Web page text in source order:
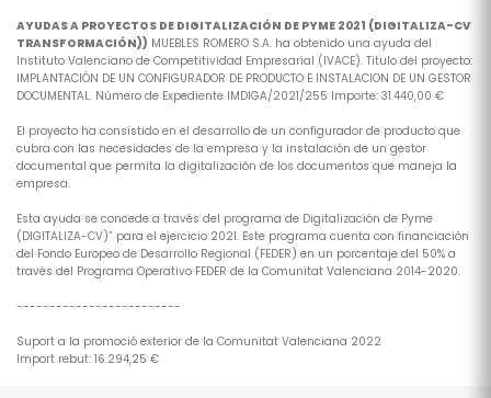
AYUDAS A PROYECTOS DE DIGITALIZACIÓN DE PYME 2021 (DIGITALIZA-CV
TRANSFORMACIÓN)) MUEBLES ROMERO S.A. ha obtenido una ayuda del
Instituto Valenciano de Competitividad Empresarial (IVACE). Titulo del proyecto:
IMPLANTACIÓN DE UN CONFIGURADOR DE PRODUCTO E INSTALACION DE UN GESTOR
DOCUMENTAL. Número de Expediente IMDIGA/2021/255 Importe: 31.440,00 €
El proyecto ha consistido en el desarrollo de un configurador de producto que
cubra con las necesidades de la empresa y la instalación de un gestor
documental que permita la digitalización de los documentos que maneja la
empresa.
Esta ayuda se concede a través del programa de Digitalización de Pyme
(DIGITALIZA-CV)” para el ejercicio 2021. Este programa cuenta con financiación
del Fondo Europeo de Desarrollo Regional (FEDER) en un porcentaje del 50% a
través del Programa Operativo FEDER de la Comunitat Valenciana 2014-2020.
-------------------------
Suport a la promoció exterior de la Comunitat Valenciana 2022
Import rebut: 16.294,25 €